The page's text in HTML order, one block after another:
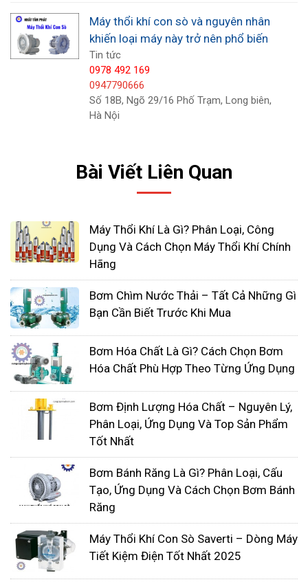
Chính vì vậy, máy thổi khí đảm nhận vai trò khuếch
thiện và nâng cao sự phát triển của vi sinh vật có
lợi và vật thể sống trong bể khỏe mạnh và phát
triển tốt. Xem thêm các dòng máy thổi khí con sò
tốt nhất hiện nay tại
trên thị tường.
Mua máy thổi khí con sò cần
những lưu ý gì?
Khi mua máy thổi khí con sò, bạn cần nắm rõ
mục đích sử dụng của mình là gì?
Mục đích sử dụng máy thổi khí có thể là cấp
khí cho ao nuôi tôm cá, hút, thổi bụi công
nghiệp hay làm thông thoáng môi trường làm
việc tại các hầm mỏ, cấp khí cho các tòa nhà
cao tầng…Tùy từng tình huống sử dụng khác
nhau mà chọn dòng máy phù hợp.
Ngoài ra, bạn cũng cần lưu ý đến tần suất
làm việc liên tục hay thi thoảng mới làm việc,
sử dụng cần lượng khí sục, thổi nhiều hay ít
Máy thổi khí con sò và nguyên nhân
khiến loại máy này trở nên phổ biến
Tin tức
0978 492 169
0947790666
Số 18B, Ngõ 29/16 Phố Trạm, Long biên,
Hà Nội
Bài Viết Liên Quan
Máy Thổi Khí Là Gì? Phân Loại, Công
Dụng Và Cách Chọn Máy Thổi Khí Chính
Hãng
Bơm Chìm Nước Thải – Tất Cả Những Gì
Bạn Cần Biết Trước Khi Mua
Bơm Hóa Chất Là Gì? Cách Chọn Bơm
Hóa Chất Phù Hợp Theo Từng Ứng Dụng
Bơm Định Lượng Hóa Chất – Nguyên Lý,
Phân Loại, Ứng Dụng Và Top Sản Phẩm
Tốt Nhất
Bơm Bánh Răng Là Gì? Phân Loại, Cấu
Tạo, Ứng Dụng Và Cách Chọn Bơm Bánh
Răng
Máy Thổi Khí Con Sò Saverti – Dòng Máy
Tiết Kiệm Điện Tốt Nhất 2025